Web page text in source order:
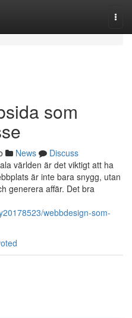
som
News
Discuss
världen är det viktigt att ha
är inte bara snygg, utan
generera affär. Det bra
webbdesign-som-